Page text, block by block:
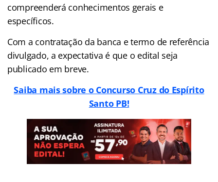
compreenderá conhecimentos gerais e
específicos.
Com a contratação da banca e termo de referência
divulgado, a expectativa é que o edital seja
publicado em breve.
Saiba mais sobre o Concurso Cruz do Espírito
Santo PB!